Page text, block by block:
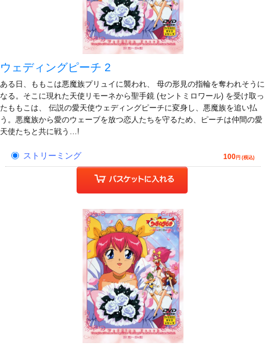
ウェディングピーチ 2
ある日、ももこは悪魔族プリュイに襲われ、 母の形見の指輪を奪われそうに
なる。そこに現れた天使リモーネから聖手鏡 (セントミロワール) を受け取っ
たももこは、 伝説の愛天使ウェディングピーチに変身し、悪魔族を追い払
う。悪魔族から愛のウェーブを放つ恋人たちを守るため、ピーチは仲間の愛
天使たちと共に戦う…!
ストリーミング 100円 (税込)